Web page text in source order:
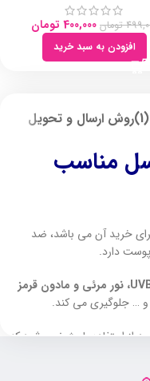
تومان 400,000 تومان
افزودن به سبد خرید
روش ارسال و تحویل
مناسب
خرید آن می باشد، ضد
دارد.
… جلوگیری می کند.
از استفاده باعث نمی شود که